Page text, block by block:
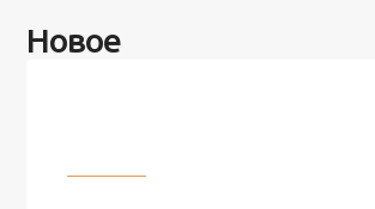
Новое